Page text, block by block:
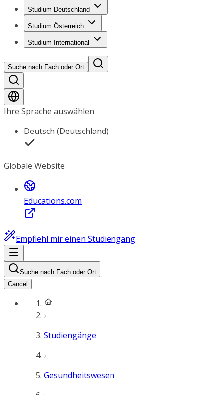
Studium Deutschland
Studium Österreich
Studium International
Suche nach Fach oder Ort
Ihre Sprache auswählen
Deutsch (Deutschland)
Globale Website
Educations.com
Empfiehl mir einen Studiengang
Suche nach Fach oder Ort
Cancel
Studiengänge
Gesundheitswesen